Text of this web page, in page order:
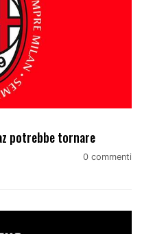
potrebbe tornare
0 commenti